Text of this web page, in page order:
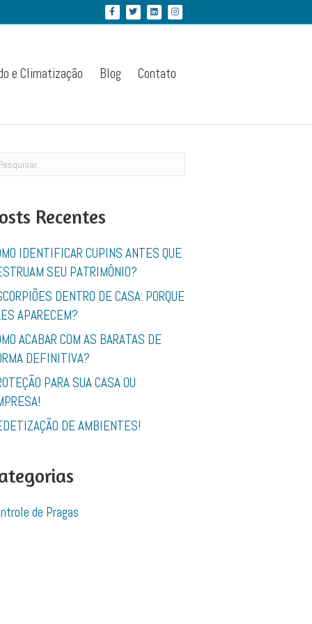
FacebookTwitter Linkedin
e Climatização Blog Contato
Recentes
IDENTIFICAR CUPINS ANTES QUE
SEU PATRIMÔNIO?
DENTRO DE CASA: PORQUE
APARECEM?
ACABAR COM AS BARATAS DE
DEFINITIVA?
PARA SUA CASA OU
DE AMBIENTES!
de Pragas